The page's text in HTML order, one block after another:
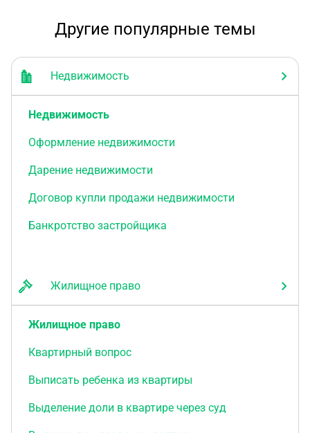
Другие популярные темы
Недвижимость
Недвижимость
Оформление недвижимости
Дарение недвижимости
Договор купли продажи недвижимости
Банкротство застройщика
Жилищное право
Жилищное право
Квартирный вопрос
Выписать ребенка из квартиры
Выделение доли в квартире через суд